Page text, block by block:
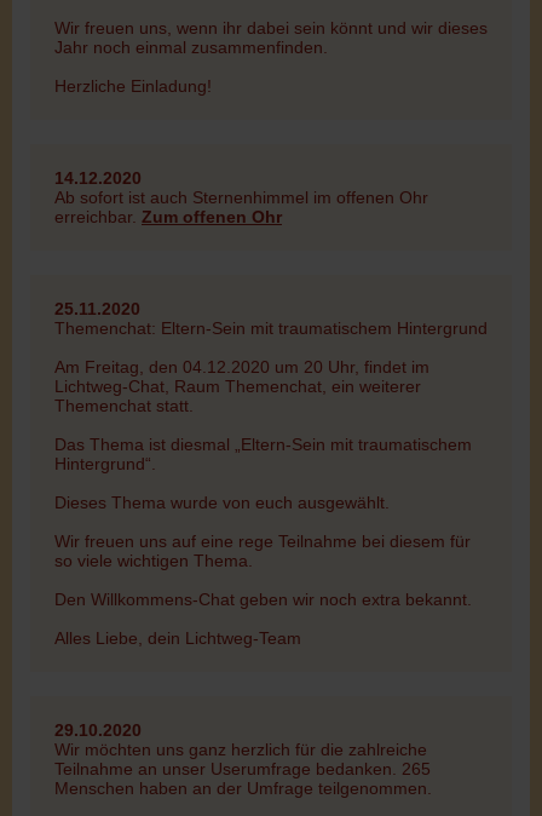
Wir freuen uns, wenn ihr dabei sein könnt und wir dieses
Jahr noch einmal zusammenfinden.
Herzliche Einladung!
14.12.2020
Ab sofort ist auch Sternenhimmel im offenen Ohr
erreichbar. Zum offenen Ohr
25.11.2020
Themenchat: Eltern-Sein mit traumatischem Hintergrund
Am Freitag, den 04.12.2020 um 20 Uhr, findet im
Lichtweg-Chat, Raum Themenchat, ein weiterer
Themenchat statt.
Das Thema ist diesmal „Eltern-Sein mit traumatischem
Hintergrund“.
Dieses Thema wurde von euch ausgewählt.
Wir freuen uns auf eine rege Teilnahme bei diesem für
so viele wichtigen Thema.
Den Willkommens-Chat geben wir noch extra bekannt.
Alles Liebe, dein Lichtweg-Team
29.10.2020
Wir möchten uns ganz herzlich für die zahlreiche
Teilnahme an unser Userumfrage bedanken. 265
Menschen haben an der Umfrage teilgenommen.